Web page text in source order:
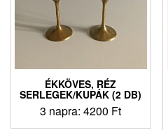
ÉKKÖVES, RÉZ
SERLEGEK/KUPÁK (2 DB)
3 napra:4200 Ft